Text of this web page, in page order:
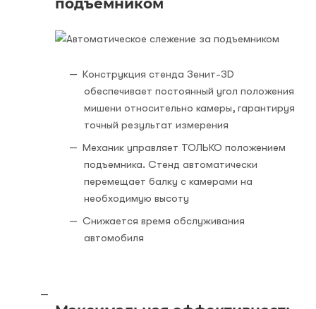
Конструкция стенда Зенит-3D
обеспечивает постоянный угол положения
мишени относительно камеры, гарантируя
точный результат измерения
Механик управляет ТОЛЬКО положением
подъемника. Стенд автоматически
перемещает балку с камерами на
необходимую высоту
Снижается время обслуживания
автомобиля